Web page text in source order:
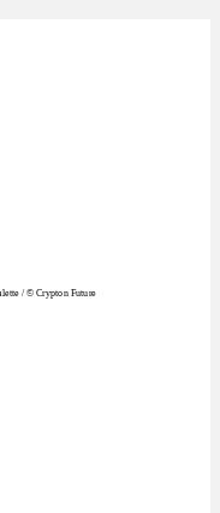
/ © Crypton Future